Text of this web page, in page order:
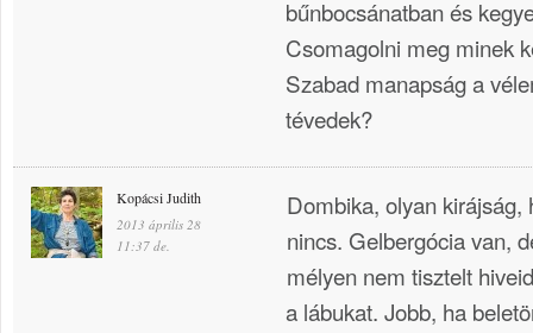
bűnbocsánatban és
Csomagolni meg minek
Szabad manapság a
tévedek?
Kopácsi Judith
2013 április 28
11:37 de.
Dombika, olyan kirájság,
nincs. Gelbergócia van,
mélyen nem tisztelt
a lábukat. Jobb, ha